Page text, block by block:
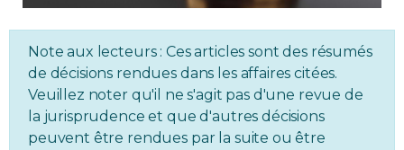
Regulation
Condo
Environment
Note aux lecteurs : Ces articles sont des résumés
de décisions rendues dans les affaires citées.
Veuillez noter qu'il ne s'agit pas d'une revue de
la jurisprudence et que d'autres décisions
peuvent être rendues par la suite ou être